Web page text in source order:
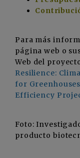
Para más
página web o
Web del
Resilience:
for
Efficiency
Foto:
producto